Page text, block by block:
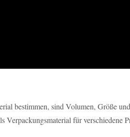
bestimmen, sind Volumen, Größe
für verschiedene